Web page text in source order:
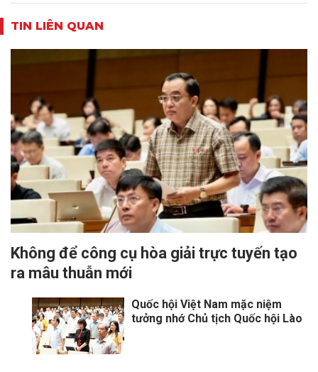
TIN LIÊN QUAN
Không để công cụ hòa giải trực tuyến tạo
ra mâu thuẫn mới
Quốc hội Việt Nam mặc niệm
tưởng nhớ Chủ tịch Quốc hội Lào